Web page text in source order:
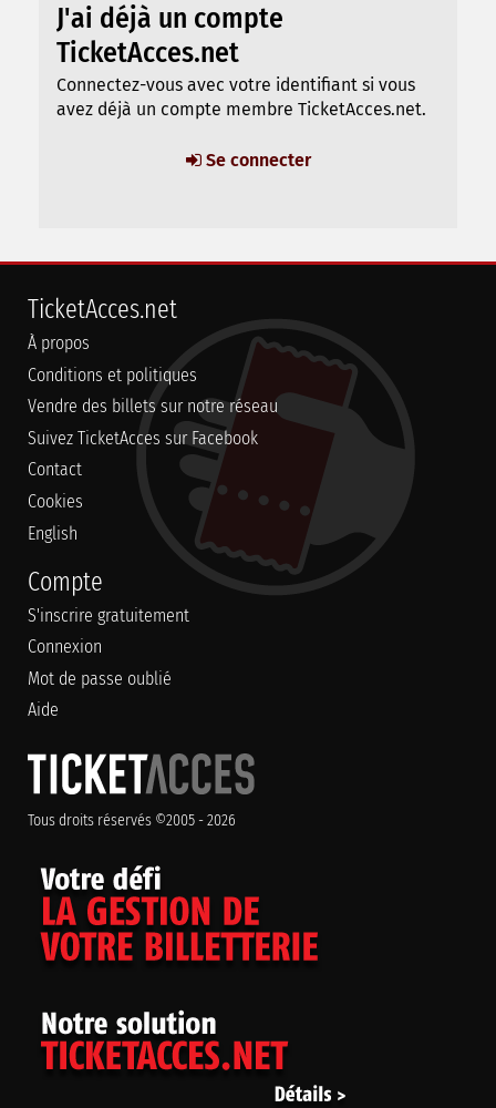
J'ai déjà un compte
TicketAcces.net
Connectez-vous avec votre identifiant si vous
avez déjà un compte membre TicketAcces.net.
Se connecter
TicketAcces.net
À propos
Conditions et politiques
Vendre des billets sur notre réseau
Suivez TicketAcces sur Facebook
Contact
Cookies
English
Compte
S'inscrire gratuitement
Connexion
Mot de passe oublié
Aide
Tous droits réservés ©2005 - 2026